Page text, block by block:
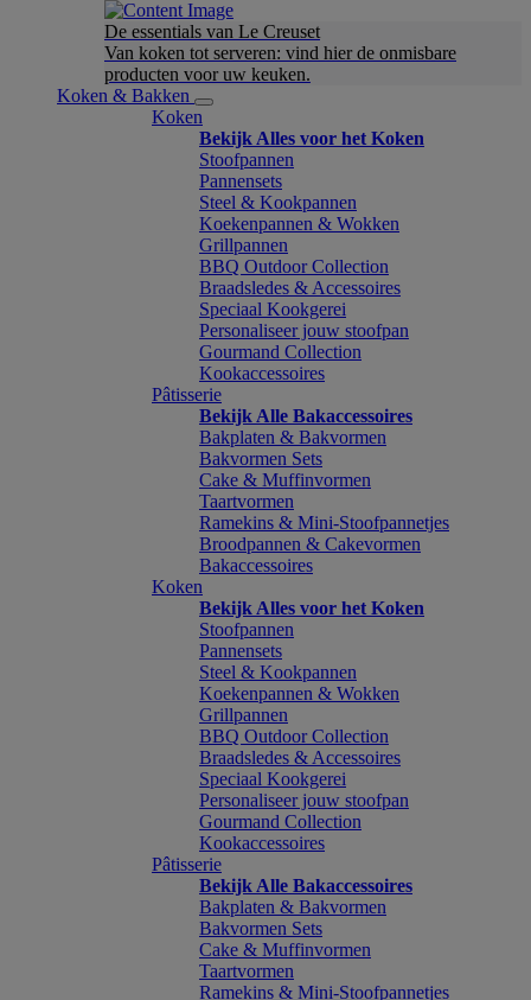
De essentials van Le Creuset
Van koken tot serveren: vind hier de onmisbare
producten voor uw keuken.
Koken & Bakken
Koken
Bekijk Alles voor het Koken
Stoofpannen
Pannensets
Steel & Kookpannen
Koekenpannen & Wokken
Grillpannen
BBQ Outdoor Collection
Braadsledes & Accessoires
Speciaal Kookgerei
Personaliseer jouw stoofpan
Gourmand Collection
Kookaccessoires
Pâtisserie
Bekijk Alle Bakaccessoires
Bakplaten & Bakvormen
Bakvormen Sets
Cake & Muffinvormen
Taartvormen
Ramekins & Mini-Stoofpannetjes
Broodpannen & Cakevormen
Bakaccessoires
Koken
Bekijk Alles voor het Koken
Stoofpannen
Pannensets
Steel & Kookpannen
Koekenpannen & Wokken
Grillpannen
BBQ Outdoor Collection
Braadsledes & Accessoires
Speciaal Kookgerei
Personaliseer jouw stoofpan
Gourmand Collection
Kookaccessoires
Pâtisserie
Bekijk Alle Bakaccessoires
Bakplaten & Bakvormen
Bakvormen Sets
Cake & Muffinvormen
Taartvormen
Ramekins & Mini-Stoofpannetjes